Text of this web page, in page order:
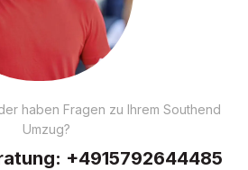
haben Fragen zu Ihrem Southend
Umzug?
+4915792644485